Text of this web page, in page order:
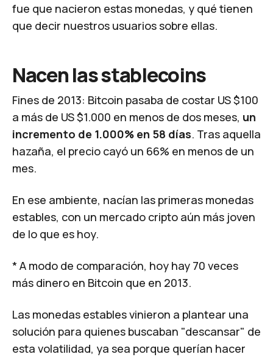
fue que nacieron estas monedas, y qué tienen
que decir nuestros usuarios sobre ellas.
Nacen las stablecoins
Fines de 2013: Bitcoin pasaba de costar US $100
a más de US $1.000 en menos de dos meses, un
incremento de 1.000% en 58 días. Tras aquella
hazaña, el precio cayó un 66% en menos de un
mes.
En ese ambiente, nacían las primeras monedas
estables, con un mercado cripto aún más joven
de lo que es hoy.
* A modo de comparación, hoy hay 70 veces
más dinero en Bitcoin que en 2013.
Las monedas estables vinieron a plantear una
solución para quienes buscaban "descansar" de
esta volatilidad, ya sea porque querían hacer